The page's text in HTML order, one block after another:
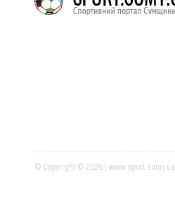
© Copyright © 2026 | www.sport.sumy.ua